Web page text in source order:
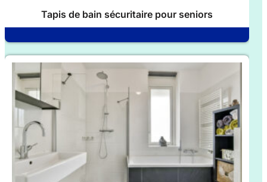
Tapis de bain sécuritaire pour seniors